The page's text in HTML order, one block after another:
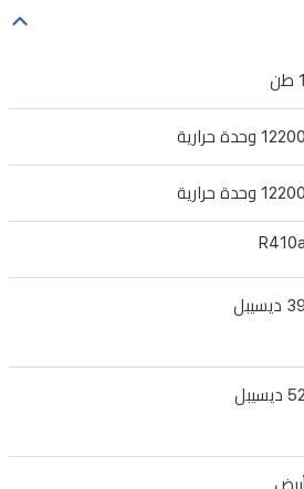
1 طن
12200 وحدة حرارية
12200 وحدة حرارية
R410a
39 ديسيبل
52 ديسيبل